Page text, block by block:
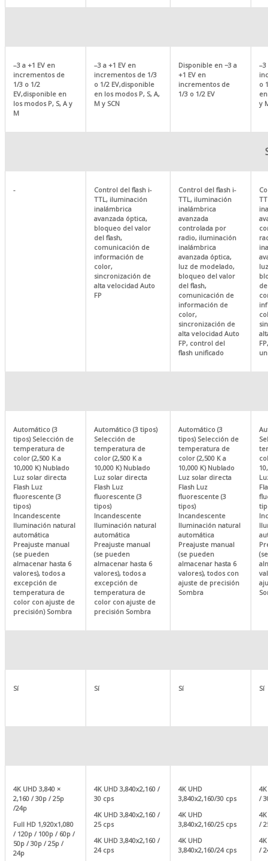
–3 a +1 EV en
incrementos de
1/3 o 1/2
EV,disponible en
los modos P, S, A y
M
–3 a +1 EV en
incrementos de 1/3
o 1/2 EV,disponible
en los modos P, S, A,
M y SCN
Disponible en −3 a
+1 EV en
incrementos de
1/3 o 1/2 EV
–3
o
y
-
Control del flash i-
TTL, iluminación
inalámbrica
avanzada óptica,
bloqueo del valor
del flash,
comunicación de
información de
color,
sincronización de
alta velocidad Auto
FP
Control del flash i-
TTL, iluminación
inalámbrica
avanzada
controlada por
radio, iluminación
inalámbrica
avanzada óptica,
luz de modelado,
bloqueo del valor
del flash,
comunicación de
información de
color,
sincronización de
alta velocidad Auto
FP, control del
flash unificado
Automático (3
tipos) Selección de
temperatura de
color (2,500 K a
10,000 K) Nublado
Luz solar directa
Flash Luz
fluorescente (3
tipos)
Incandescente
Iluminación natural
automática
Preajuste manual
(se pueden
almacenar hasta 6
valores), todos a
excepción de
temperatura de
color con ajuste de
precisión) Sombra
Automático (3 tipos)
Selección de
temperatura de
color (2,500 K a
10,000 K) Nublado
Luz solar directa
Flash Luz
fluorescente (3
tipos)
Incandescente
Iluminación natural
automática
Preajuste manual
(se pueden
almacenar hasta 6
valores), todos a
excepción de
temperatura de
color con ajuste de
precisión Sombra
Automático (3
tipos) Selección de
temperatura de
color (2,500 K a
10,000 K) Nublado
Luz solar directa
Flash Luz
fluorescente (3
tipos)
Incandescente
Iluminación natural
automática
Preajuste manual
(se pueden
almacenar hasta 6
valores), todos con
ajuste de precisión
Sombra
Sí Sí Sí Sí
4K UHD 3,840 ×
2,160 / 30p / 25p
/24p
Full HD 1,920x1,080
/ 120p / 100p / 60p /
50p / 30p / 25p /
24p
4K UHD 3,840x2,160 /
30 cps
4K UHD 3,840x2,160 /
25 cps
4K UHD 3,840x2,160 /
24 cps
4K UHD
3,840x2,160/30 cps
4K UHD
3,840x2,160/25 cps
4K UHD
3,840x2,160/24 cps
/
/
/